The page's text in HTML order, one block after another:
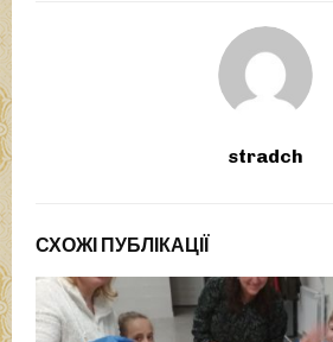
stradch
СХОЖІ ПУБЛІКАЦІЇ